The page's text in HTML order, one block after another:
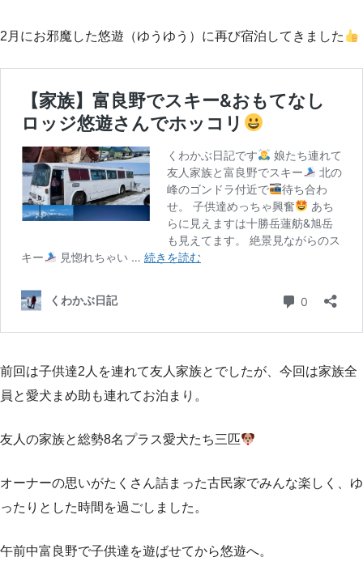
2月にお邪魔した悠遊（ゆうゆう）に再び宿泊してきました
前回は子供達2人を連れて友人家族とでしたが、今回は家族全
員と愛犬まめ助も連れてお泊まり。
友人の家族と総勢8名プラス愛犬たち三匹
オーナーの思いがたくさん詰まった古民家でみんな楽しく、ゆ
ったりとした時間を過ごしました。
午前中富良野で子供達を遊ばせてから悠遊へ。